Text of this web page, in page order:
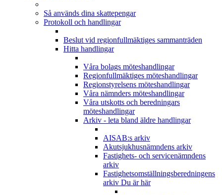
Så används dina skattepengar
Protokoll och handlingar
Beslut vid regionfullmäktiges sammanträden
Hitta handlingar
Våra bolags möteshandlingar
Regionfullmäktiges möteshandlingar
Regionstyrelsens möteshandlingar
Våra nämnders möteshandlingar
Våra utskotts och beredningars
möteshandlingar
Arkiv - leta bland äldre handlingar
AISAB:s arkiv
Akutsjukhusnämndens arkiv
Fastighets- och servicenämndens
arkiv
Fastighetsomställningsberedningens
arkiv Du är här